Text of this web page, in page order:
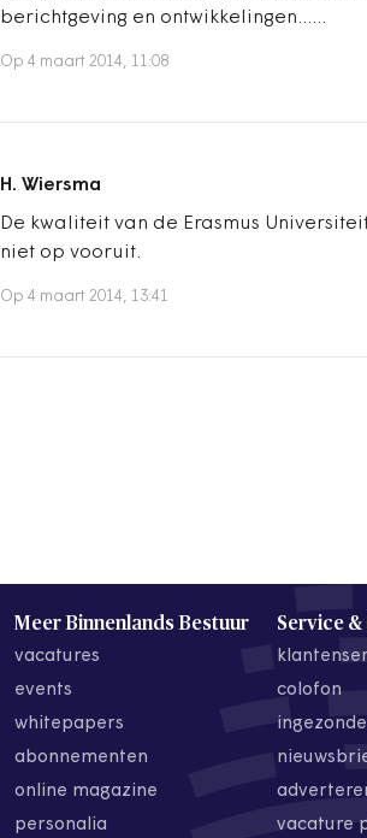
berichtgeving en ontwikkelingen......
Op 4 maart 2014, 11:08
H. Wiersma
De kwaliteit van de Erasmus
niet op vooruit.
Op 4 maart 2014, 13:41
Meer Binnenlands Bestuur
vacatures
events
whitepapers
abonnementen
online magazine
personalia
Service
colofon
vacature